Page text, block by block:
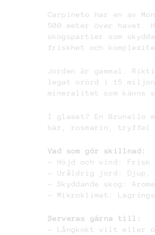
Carpineto har en av
500 meter över havet.
skogspartier som
friskhet och
Jorden är gammal.
legat orörd i 15
mineralitet som känns
I glaset? En Brunello
bär, rosmarin, tryffel
Vad som gör skillnad:
– Höjd och vind:
– Uråldrig jord: Djup,
– Skyddande skog:
– Mikroklimat:
Serveras gärna till:
– Långkokt vilt eller